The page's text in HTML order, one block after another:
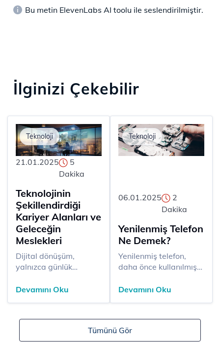
Bu metin ElevenLabs AI toolu ile seslendirilmiştir.
İlginizi Çekebilir
21.01.2025
5
Dakika
Teknolojinin
Şekillendirdiği
Kariyer Alanları ve
Geleceğin
Meslekleri
​​​Dijital dönüşüm,
yalnızca günlük
zamanda meslek
zekâ, büyük veri,
blockchain ve robotik
Devamını Oku
Teknoloji
06.01.2025
2
Dakika
Yenilenmiş Telefon
Ne Demek?
​​​Yenilenmiş telefon,
daha önce kullanılmış
kusur tespit edilmiş
uygun olarak onarıldığı,
test edildiği ve yeniden
Devamını Oku
Teknoloji
Tümünü Gör